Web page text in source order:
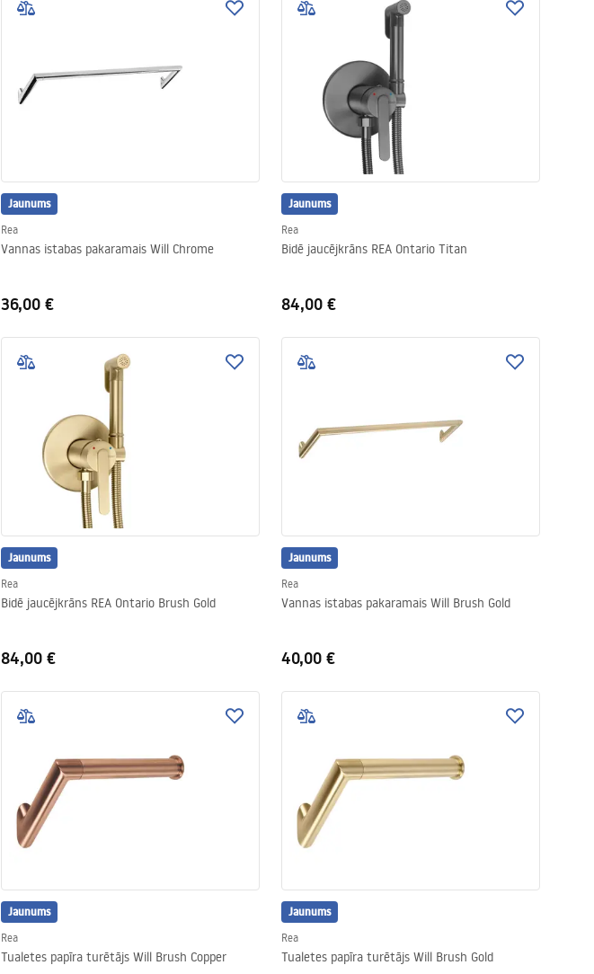
Jaunums
Rea
Vannas istabas pakaramais Will Chrome
36,00 €
Jaunums
Rea
Bidē jaucējkrāns REA Ontario Titan
84,00 €
Jaunums
Rea
Bidē jaucējkrāns REA Ontario Brush Gold
84,00 €
Jaunums
Rea
Vannas istabas pakaramais Will Brush Gold
40,00 €
Jaunums
Rea
Tualetes papīra turētājs Will Brush Copper
Jaunums
Rea
Tualetes papīra turētājs Will Brush Gold